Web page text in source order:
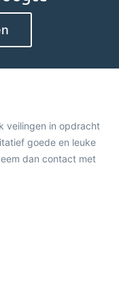
veilingen in opdracht
goede en leuke
dan contact met